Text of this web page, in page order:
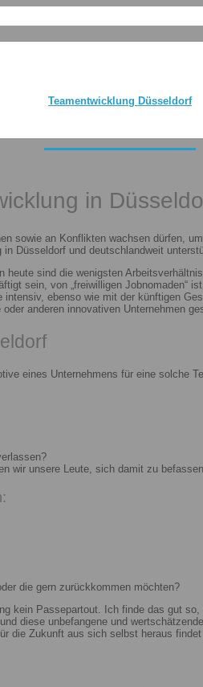
Teamentwicklung Düsseldorf
in
sowie an Konflikten wachsen dürfen,
Düsseldorf und deutschlandweit
sind die wenigsten
sein, von „freiwilligen Jobnomaden“
ebenso wie mit der künftigen
anderen innovativen Unternehmen
eines Unternehmens für eine solche
wir unsere Leute, sich damit zu
die gern zurückkommen möchten?
kein Passepartout. Ich finde das gut
diese unbefangene und
die Zukunft aus sich selbst heraus findet